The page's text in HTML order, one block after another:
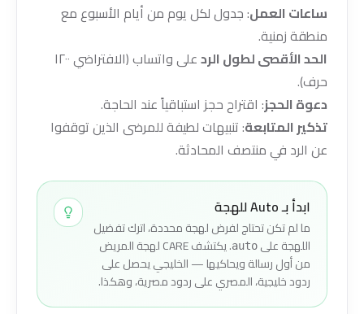
ساعات العمل: جدول لكل يوم من أيام الأسبوع مع
منطقة زمنية.
الحد الأقصى لطول الرد
على واتساب (الافتراضي ١٢٠٠
حرف).
دعوة الحجز: اقتراح حجز استباقياً عند الحاجة.
تذكير المتابعة: تنبيهات لطيفة للمرضى الذين توقفوا
عن الرد في منتصف المحادثة.
ابدأ بـ Auto للهجة
ما لم تكن تحتاج لفرض لهجة محددة، اترك تفضيل
اللهجة على auto
. يكتشف CARE لهجة المريض
من أول رسالة ويحاكيها — الخليجي يحصل على
ردود خليجية، المصري على ردود مصرية، وهكذا.